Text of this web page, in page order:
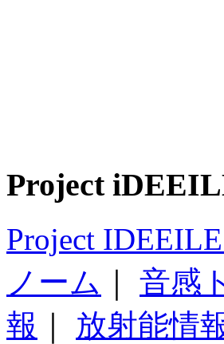
Project
Project
ノーム
音感
報
放射能情